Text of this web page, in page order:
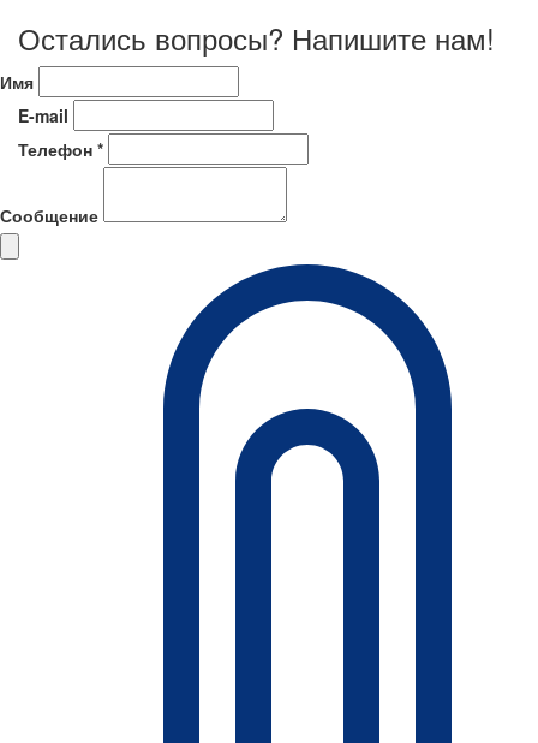
Остались вопросы? Напишите нам!
Имя
E-mail
Телефон *
Сообщение